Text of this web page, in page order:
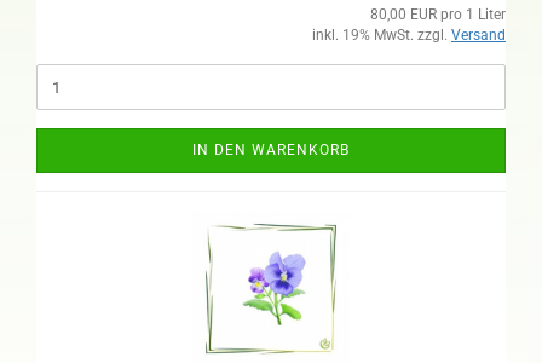
80,00 EUR pro 1 Liter
inkl. 19% MwSt. zzgl. Versand
IN DEN WARENKORB